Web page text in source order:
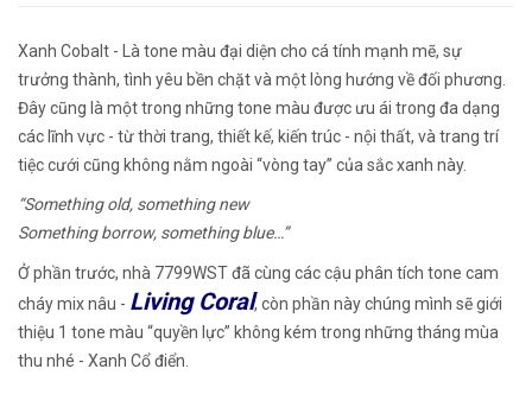
Xanh Cobalt - Là tone màu đại diện cho cá tính mạnh mẽ, sự
trưởng thành, tình yêu bền chặt và một lòng hướng về đối phương.
Đây cũng là một trong những tone màu được ưu ái trong đa dạng
các lĩnh vực - từ thời trang, thiết kế, kiến trúc - nội thất, và trang trí
tiệc cưới cũng không nằm ngoài “vòng tay” của sắc xanh này.
“Something old, something new
Something borrow, something blue…”
Ở phần trước, nhà 7799WST đã cùng các cậu phân tích tone cam
cháy mix nâu - Living Coral, còn phần này chúng mình sẽ giới
thiệu 1 tone màu “quyền lực” không kém trong những tháng mùa
thu nhé - Xanh Cổ điển.